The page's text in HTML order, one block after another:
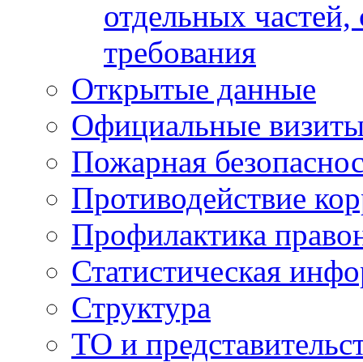
отдельных
требования
Открытые данные
Официальные
Пожарная
Противодействие
Профилактика
Статистическая
Структура
ТО и